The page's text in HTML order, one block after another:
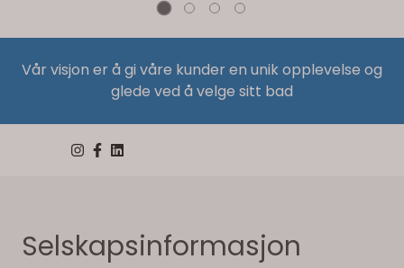
Vår visjon er å gi våre kunder en unik opplevelse og
glede ved å velge sitt bad
Selskapsinformasjon